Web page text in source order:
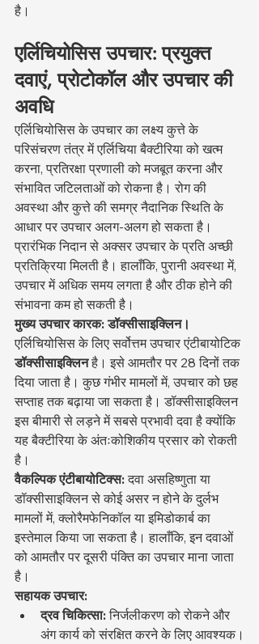
है।
एर्लिचियोसिस उपचार: प्रयुक्त
दवाएं, प्रोटोकॉल और उपचार की
अवधि
एर्लिचियोसिस के उपचार का लक्ष्य कुत्ते के
परिसंचरण तंत्र में एर्लिचिया बैक्टीरिया को खत्म
करना, प्रतिरक्षा प्रणाली को मजबूत करना और
संभावित जटिलताओं को रोकना है। रोग की
अवस्था और कुत्ते की समग्र नैदानिक स्थिति के
आधार पर उपचार अलग-अलग हो सकता है।
प्रारंभिक निदान से अक्सर उपचार के प्रति अच्छी
प्रतिक्रिया मिलती है। हालाँकि, पुरानी अवस्था में,
उपचार में अधिक समय लगता है और ठीक होने की
संभावना कम हो सकती है।
मुख्य उपचार कारक: डॉक्सीसाइक्लिन।
एर्लिचियोसिस के लिए सर्वोत्तम उपचार एंटीबायोटिक
डॉक्सीसाइक्लिन है। इसे आमतौर पर 28 दिनों तक
दिया जाता है। कुछ गंभीर मामलों में, उपचार को छह
सप्ताह तक बढ़ाया जा सकता है। डॉक्सीसाइक्लिन
इस बीमारी से लड़ने में सबसे प्रभावी दवा है क्योंकि
यह बैक्टीरिया के अंतःकोशिकीय प्रसार को रोकती
है।
वैकल्पिक एंटीबायोटिक्स: दवा असहिष्णुता या
डॉक्सीसाइक्लिन से कोई असर न होने के दुर्लभ
मामलों में, क्लोरैमफेनिकॉल या इमिडोकार्ब का
इस्तेमाल किया जा सकता है। हालाँकि, इन दवाओं
को आमतौर पर दूसरी पंक्ति का उपचार माना जाता
है।
सहायक उपचार:
द्रव चिकित्सा: निर्जलीकरण को रोकने और
अंग कार्य को संरक्षित करने के लिए आवश्यक।